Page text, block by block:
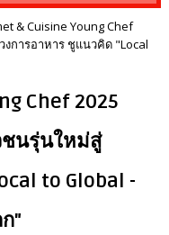
& Cuisine Young Chef
การอาหาร ชูแนวคิด "Local
Chef 2025
นรุ่นใหม่สู่
to Global -
"